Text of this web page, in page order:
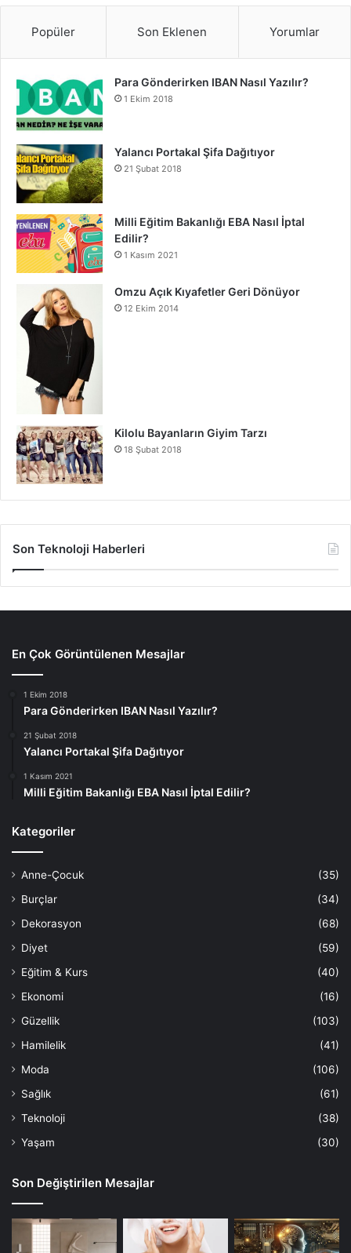
Popüler Son Eklenen Yorumlar
Para Gönderirken IBAN Nasıl Yazılır?
1 Ekim 2018
Yalancı Portakal Şifa Dağıtıyor
21 Şubat 2018
Milli Eğitim Bakanlığı EBA Nasıl İptal
Edilir?
1 Kasım 2021
Omzu Açık Kıyafetler Geri Dönüyor
12 Ekim 2014
Kilolu Bayanların Giyim Tarzı
18 Şubat 2018
Son Teknoloji Haberleri
En Çok Görüntülenen Mesajlar
1 Ekim 2018
Para Gönderirken IBAN Nasıl Yazılır?
21 Şubat 2018
Yalancı Portakal Şifa Dağıtıyor
1 Kasım 2021
Milli Eğitim Bakanlığı EBA Nasıl İptal Edilir?
Kategoriler
Anne-Çocuk
(35)
Burçlar
(34)
Dekorasyon
(68)
Diyet
(59)
Eğitim & Kurs
(40)
Ekonomi
(16)
Güzellik
(103)
Hamilelik
(41)
Moda
(106)
Sağlık
(61)
Teknoloji
(38)
Yaşam
(30)
Son Değiştirilen Mesajlar